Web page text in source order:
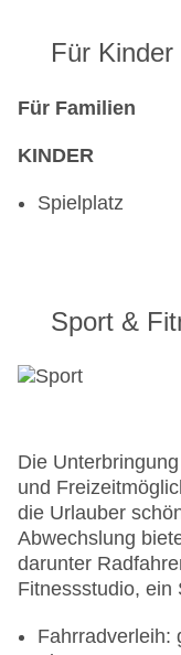
Für Kinder
Für Familien
KINDER
Spielplatz
Sport &
Die
und
die Urlauber
Abwechslung
darunter
Fitnessstudio, ein
Fahrradverleih: